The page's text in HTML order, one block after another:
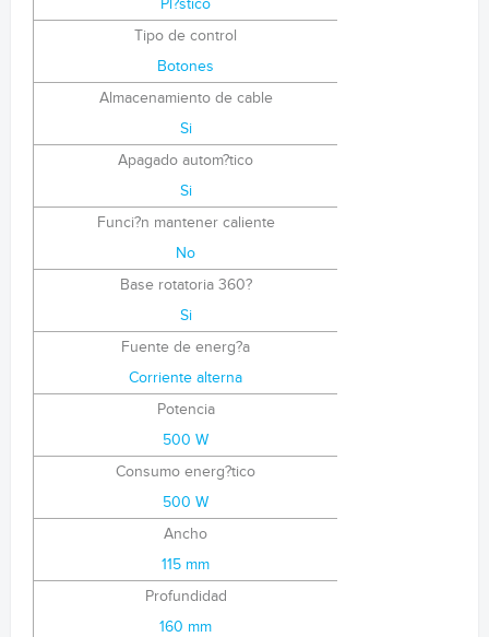
Pl?stico
Tipo de control
Botones
Almacenamiento de cable
Si
Apagado autom?tico
Si
Funci?n mantener caliente
No
Base rotatoria 360?
Si
Fuente de energ?a
Corriente alterna
Potencia
500 W
Consumo energ?tico
500 W
Ancho
115 mm
Profundidad
160 mm